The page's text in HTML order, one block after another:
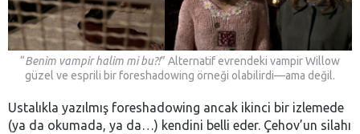
“Benim vampir halim mi bu?!” Alternatif evrendeki vampir Willow
güzel ve esprili bir foreshadowing örneği olabilirdi—ama değil.
Ustalıkla yazılmış foreshadowing ancak ikinci bir izlemede
(ya da okumada, ya da…) kendini belli eder. Çehov’un silahı